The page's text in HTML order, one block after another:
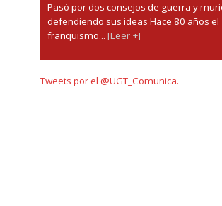
Pasó por dos consejos de guerra y
defendiendo sus ideas Hace 80 años el
franquismo... [Leer +]
Tweets por el @UGT_Comunica.